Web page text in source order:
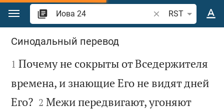
Перейти к содержанию
Поиск по отрывку
RST
Иова 24
Синодальный перевод

1 Почему не сокрыты от Вседержителя
времена, и знающие Его не видят дней
Его?
2 Межи передвигают, угоняют